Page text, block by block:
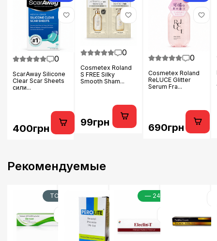
0
ScarAway Silicone
Clear Scar Sheets
сили...
400грн
0
Cosmetex Roland
S FREE Silky
Smooth Sham...
99грн
0
Cosmetex Roland
ReLUCE Glitter
Serum Fra...
690грн
Рекомендуемые
TOP — 24%